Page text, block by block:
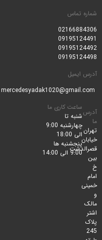
تماس
ساعت کاری ما
شنبه تا
چهارشنبه 9:00
الی 18:00
پنجشنبه ها
9:00 الی 14:00